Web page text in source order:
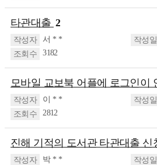
타관대출 2
서 * *
3182
모바일 교보북 어플에 로그인이
이 * *
2812
진해 기적의 도서관 타관대출 신
박 * *